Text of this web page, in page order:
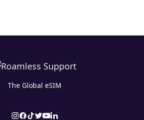
The Global eSIM